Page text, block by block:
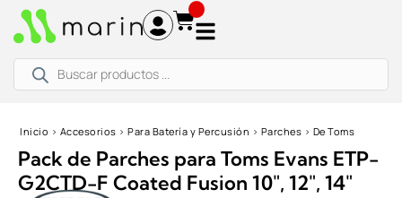
productos
Inicio › Accesorios › Para Batería y Percusión › Parches › De Toms
Pack de Parches para Toms Evans ETP-
G2CTD-F Coated Fusion 10″, 12″, 14″